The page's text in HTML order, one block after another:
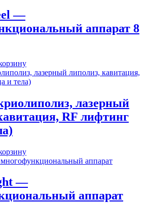
—
аппарат 8
лазерный
RF лифтинг
—
аппарат